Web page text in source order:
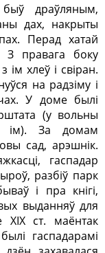
драўляным,
дах, накрыты
Перад хатай
З правага боку
хлеў і свіран.
на радзіму і
У доме былі
(у вольны
ім). За домам
сад, арэшнік.
гаспадар
разбіў парк
і пра кнігі,
выданняў для
ХIХ ст. маёнтак
гаспадарамі